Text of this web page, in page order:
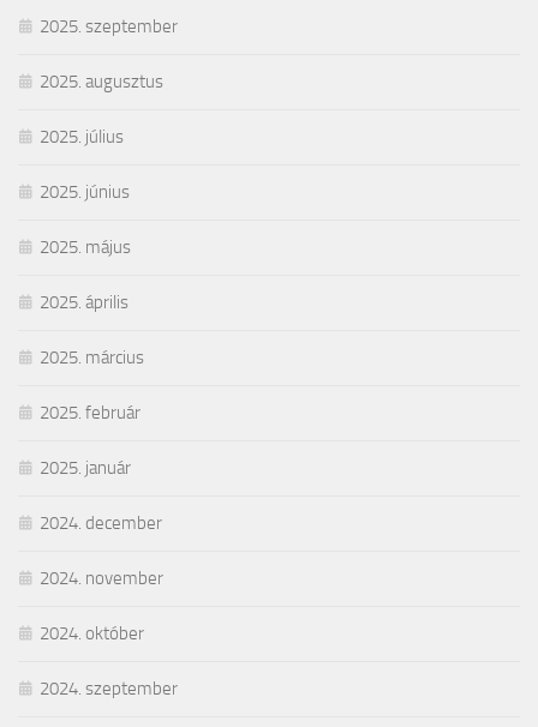
2025. szeptember
2025. augusztus
2025. július
2025. június
2025. május
2025. április
2025. március
2025. február
2025. január
2024. december
2024. november
2024. október
2024. szeptember